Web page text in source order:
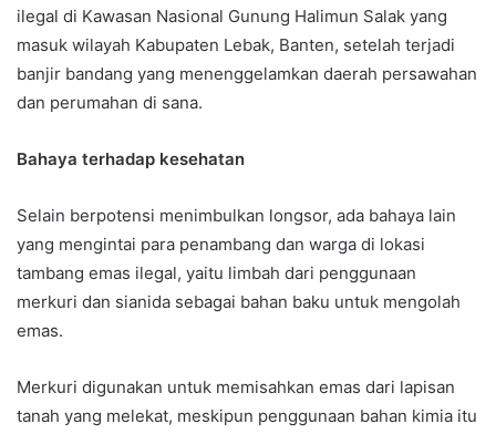
ilegal di Kawasan Nasional Gunung Halimun Salak yang
masuk wilayah Kabupaten Lebak, Banten, setelah terjadi
banjir bandang yang menenggelamkan daerah persawahan
dan perumahan di sana.
Bahaya terhadap kesehatan
Selain berpotensi menimbulkan longsor, ada bahaya lain
yang mengintai para penambang dan warga di lokasi
tambang emas ilegal, yaitu limbah dari penggunaan
merkuri dan sianida sebagai bahan baku untuk mengolah
emas.
Merkuri digunakan untuk memisahkan emas dari lapisan
tanah yang melekat, meskipun penggunaan bahan kimia itu